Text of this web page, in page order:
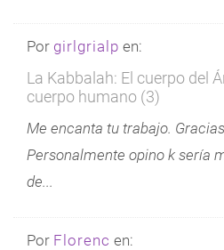
Por girlgrialp en:
La Kabbalah: El cuerpo del
cuerpo humano (3)
Me encanta tu trabajo. Gracias
Personalmente opino k sería
de...
Por Florenc en: